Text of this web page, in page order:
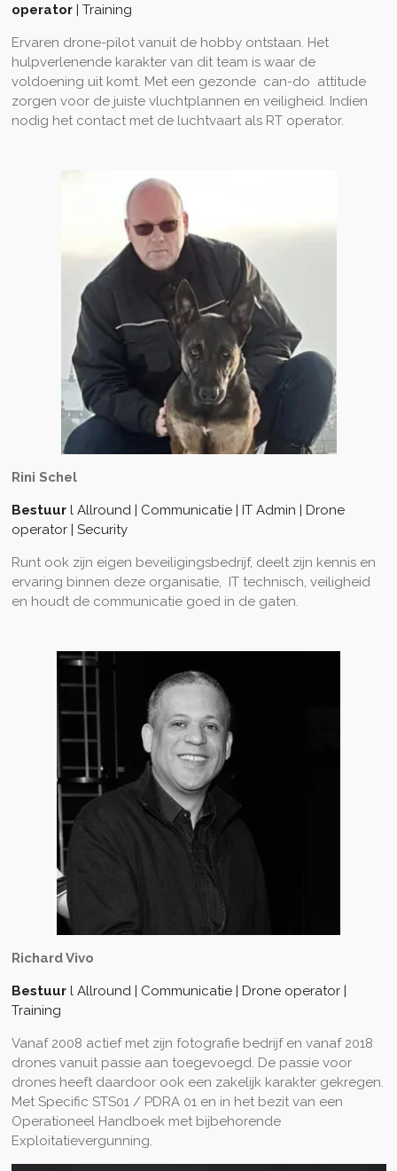
operator| Training
Ervaren drone-pilot vanuit de hobby ontstaan. Het
hulpverlenende karakter van dit team is waar de
voldoening uit komt. Met een gezonde can-do attitude
zorgen voor de juiste vluchtplannen en veiligheid. Indien
nodig het contact met de luchtvaart als RT operator.
Rini Schel
Bestuurl Allround | Communicatie |
IT Admin | Drone
operator | Security
Runt ook zijn eigen beveiligingsbedrijf, deelt zijn kennis en
ervaring binnen deze organisatie, IT technisch, veiligheid
en houdt de communicatie goed in de gaten.
Richard Vivo
Bestuurl Allround | Communicatie | Drone operator |
Training
Vanaf 2008 actief met zijn fotografie bedrijf en vanaf 2018
drones vanuit passie aan toegevoegd. De passie voor
drones heeft daardoor ook een zakelijk karakter gekregen.
Met Specific STS01 / PDRA 01 en in het bezit van een
Operationeel Handboek met bijbehorende
Exploitatievergunning.